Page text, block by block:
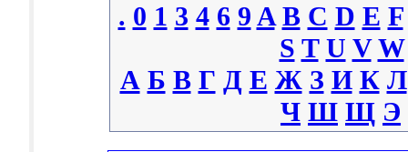
. 0 1 3 4 6 9 A B C D E F
S T U V W
А Б В Г Д Е Ж З И К Л
Ч Ш Щ Э